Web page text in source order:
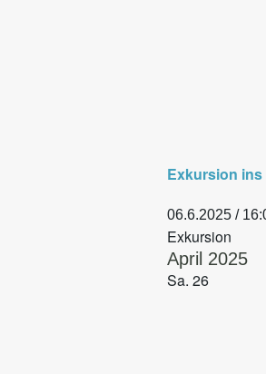
Exkursion ins
06.6.2025 /
Exkursion
April 2025
Sa. 26